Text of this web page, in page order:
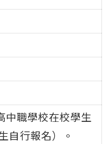
中職學校在校學生
自行報名）。